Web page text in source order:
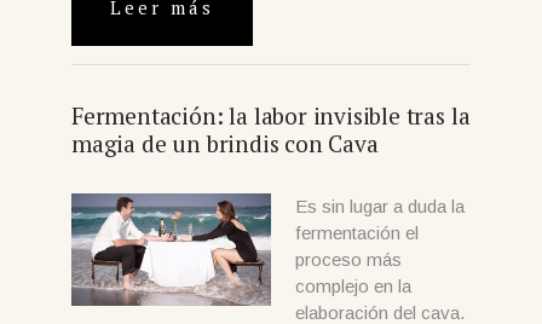
Leer más
Fermentación: la labor invisible tras la
magia de un brindis con Cava
Es sin lugar a duda la
fermentación el
proceso más
complejo en la
elaboración del cava.